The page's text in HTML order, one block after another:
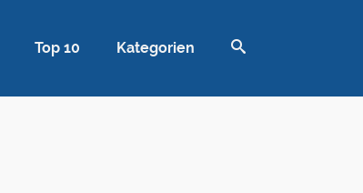
Top 10 Kategorien